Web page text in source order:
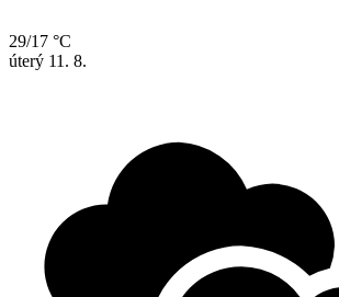
29/17 °C
úterý 11. 8.